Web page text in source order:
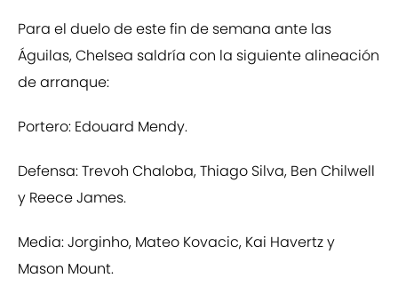
Para el duelo de este fin de semana ante las
Águilas, Chelsea saldría con la siguiente alineación
de arranque:
Portero: Edouard Mendy.
Defensa: Trevoh Chaloba, Thiago Silva, Ben Chilwell
y Reece James.
Media: Jorginho, Mateo Kovacic, Kai Havertz y
Mason Mount.